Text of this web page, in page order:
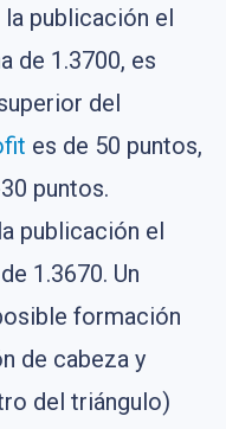
publicación el
de 1.3700, es
del
es de 50 puntos,
puntos.
publicación el
1.3670. Un
formación
de cabeza y
del triángulo)